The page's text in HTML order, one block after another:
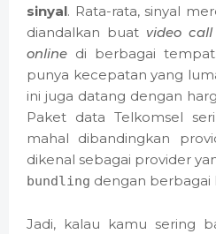
sinyal. Rata-rata, sinyal
diandalkan buat video call
online di berbagai
punya kecepatan yang
ini juga datang dengan
Paket data Telkomsel
mahal dibandingkan
dikenal sebagai provider
bundling dengan berbagai
Jadi, kalau kamu sering